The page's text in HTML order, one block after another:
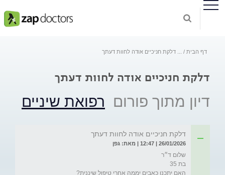
דף הבית דלקת חניכיים אודה לחוות דעתך
דלקת חניכיים אודה לחוות דעתך
דיון מתוך פורום רפואת שיניים
דלקת חניכיים אודה לחוות דעתך
26/01/2026 | 12:47 | מאת: גפן